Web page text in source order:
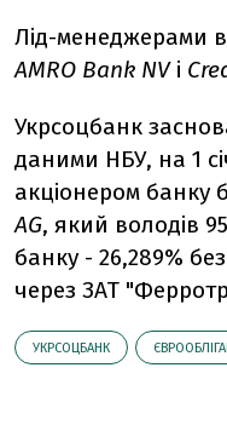
Лід-менеджерами
AMRO Bank NVі
Укрсоцбанк
даними НБУ, на 1
акціонером банку
AG, який володів
банку - 26,289%
через ЗАТ
УКРСОЦБАНК